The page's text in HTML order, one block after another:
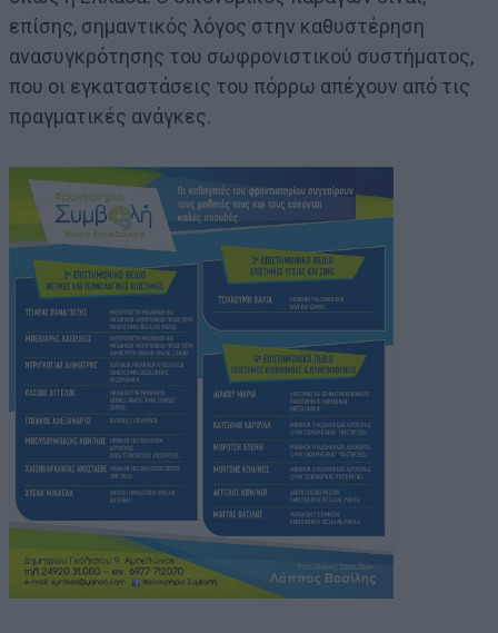
επίσης, σημαντικός λόγος στην καθυστέρηση
ανασυγκρότησης του σωφρονιστικού συστήματος,
που οι εγκαταστάσεις του πόρρω απέχουν από τις
πραγματικές ανάγκες.